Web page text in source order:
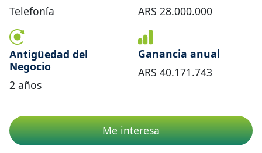
Telefonía
ARS 28.000.000
Antigüedad del
Negocio
2 años
Ganancia anual
ARS 40.171.743
Me interesa